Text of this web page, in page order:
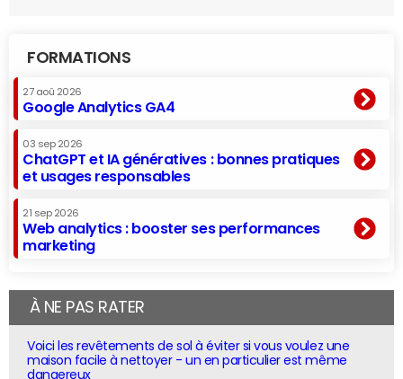
FORMATIONS
27 aoû 2026
Google Analytics GA4
03 sep 2026
ChatGPT et IA génératives : bonnes pratiques
et usages responsables
21 sep 2026
Web analytics : booster ses performances
marketing
À NE PAS RATER
Voici les revêtements de sol à éviter si vous voulez une
maison facile à nettoyer - un en particulier est même
dangereux